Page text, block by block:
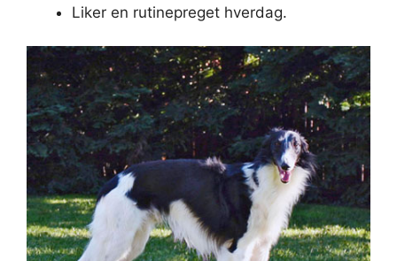
Liker en rutinepreget hverdag.